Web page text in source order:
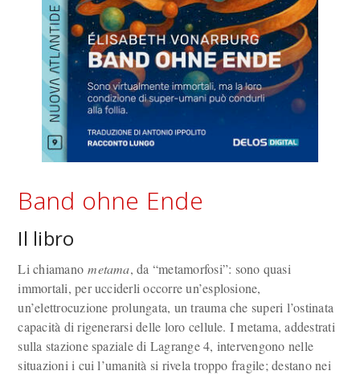
Band ohne Ende
Il libro
Li chiamanometama, da “metamorfosi”: sono quasi
immortali, per ucciderli occorre un’esplosione,
un’elettrocuzione prolungata, un trauma che superi l’ostinata
capacità di rigenerarsi delle loro cellule. I metama, addestrati
sulla stazione spaziale di Lagrange 4, intervengono nelle
situazioni i cui l’umanità si rivela troppo fragile; destano nei